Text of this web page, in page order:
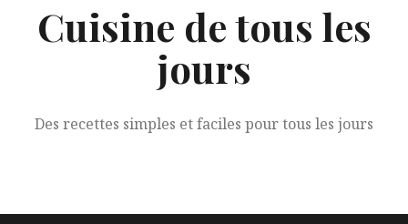
Cuisine de tous les
jours
Des recettes simples et faciles pour tous les jours